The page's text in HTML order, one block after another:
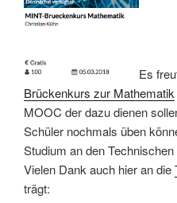
Es
Brückenkurs zur Mathematik
MOOC der dazu dienen
Schüler nochmals üben
Studium an den
Vielen Dank auch hier an die
trägt: